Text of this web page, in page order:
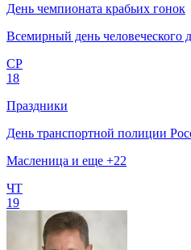
День чемпионата крабьих гонок
Всемирный день человеческого
СР
18
Праздники
День транспортной полиции
Масленица и еще +22
ЧТ
19